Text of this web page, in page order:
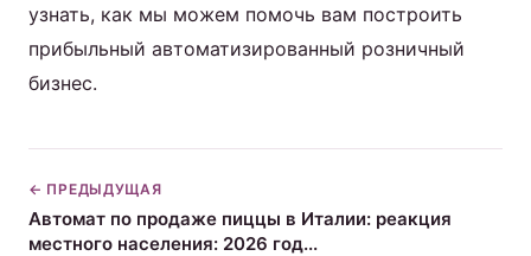
узнать, как мы можем помочь вам построить
прибыльный автоматизированный розничный
бизнес.
← ПРЕДЫДУЩАЯ
Автомат по продаже пиццы в Италии: реакция
местного населения: 2026 год...